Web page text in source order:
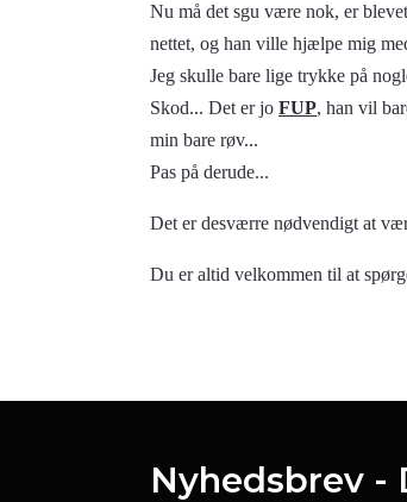
Nu må det sgu være nok, er
nettet, og han ville hjælpe mig
Jeg skulle bare lige trykke på
Skod... Det er jo FUP, han vil
min bare røv...
Pas på derude...
Det er desværre nødvendigt at
Du er altid velkommen til at
Nyhedsbrev